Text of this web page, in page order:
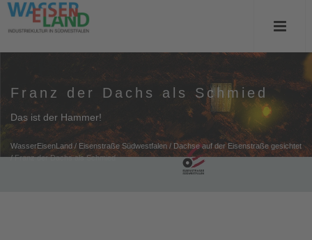
Franz der Dachs als Schmied
Das ist der Hammer!
WasserEisenLand/ Eisenstraße Südwestfalen /Dachse auf der Eisenstraße gesichtet
/Franz der Dachs als Schmied